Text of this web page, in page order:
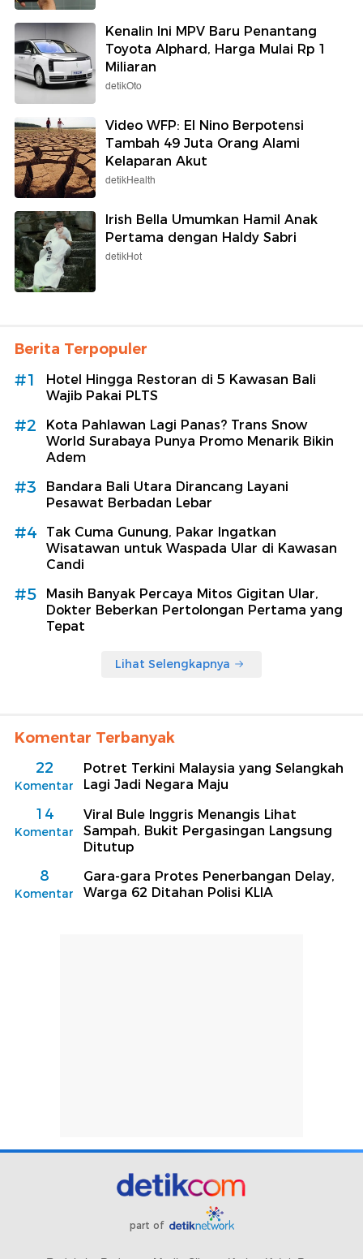
Kenalin Ini MPV Baru Penantang
Toyota Alphard, Harga Mulai Rp 1
Miliaran
detikOto
Video WFP: El Nino Berpotensi
Tambah 49 Juta Orang Alami
Kelaparan Akut
detikHealth
Irish Bella Umumkan Hamil Anak
Pertama dengan Haldy Sabri
detikHot
Berita Terpopuler
#1
Hotel Hingga Restoran di 5 Kawasan Bali
Wajib Pakai PLTS
#2
Kota Pahlawan Lagi Panas? Trans Snow
World Surabaya Punya Promo Menarik Bikin
Adem
#3
Bandara Bali Utara Dirancang Layani
Pesawat Berbadan Lebar
#4
Tak Cuma Gunung, Pakar Ingatkan
Wisatawan untuk Waspada Ular di Kawasan
Candi
#5
Masih Banyak Percaya Mitos Gigitan Ular,
Dokter Beberkan Pertolongan Pertama yang
Tepat
Lihat Selengkapnya
Komentar Terbanyak
22
Komentar
Potret Terkini Malaysia yang Selangkah
Lagi Jadi Negara Maju
14
Komentar
Viral Bule Inggris Menangis Lihat
Sampah, Bukit Pergasingan Langsung
Ditutup
8
Komentar
Gara-gara Protes Penerbangan Delay,
Warga 62 Ditahan Polisi KLIA
part of